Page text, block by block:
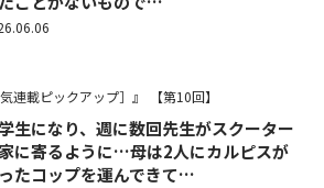
連載ピックアップ］』 【第10回】
生になり、週に数回先生がスクーター
に寄るように…母は2人にカルピスが
たコップを運んできて…